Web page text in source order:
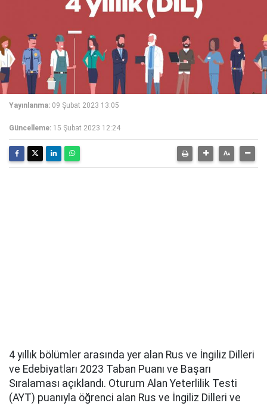
Yayınlanma: 09 Şubat 2023 13:05
Güncelleme: 15 Şubat 2023 12:24
4 yıllık bölümler arasında yer alan Rus ve İngiliz Dilleri
ve Edebiyatları 2023 Taban Puanı ve Başarı
Sıralaması açıklandı. Oturum Alan Yeterlilik Testi
(AYT) puanıyla öğrenci alan Rus ve İngiliz Dilleri ve